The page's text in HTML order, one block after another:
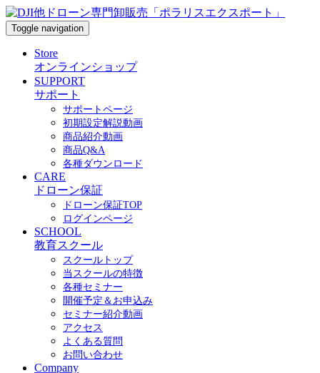
Toggle navigation
Store
オンラインショップ
SUPPORT
サポート
サポートページ
初期設定解説動画
商品紹介動画
商品Q&A
各種ダウンロード
CARE
ドローン保証
ドローン保証TOP
ログインページ
SCHOOL
教育スクール
スクールトップ
当スクールの特徴
各種セミナー
開催予定＆お申込み
セミナー紹介動画
アクセス
よくある質問
お問い合わせ
Company